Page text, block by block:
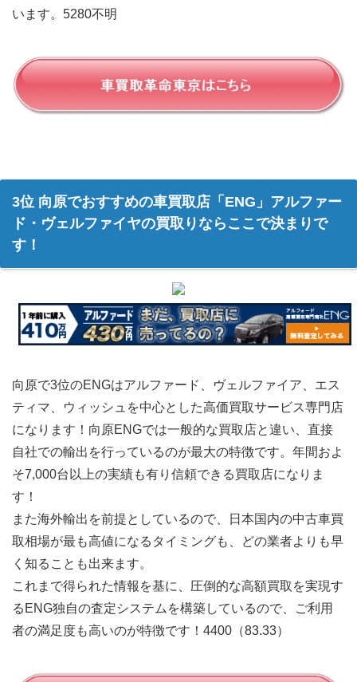
います。5280不明
3位 向原でおすすめの車買取店「ENG」アルファー
ド・ヴェルファイヤの買取りならここで決まりで
す！
向原で3位のENGはアルファード、ヴェルファイア、エス
ティマ、ウィッシュを中心とした高価買取サービス専門店
になります！向原ENGでは一般的な買取店と違い、直接
自社での輸出を行っているのが最大の特徴です。年間およ
そ7,000台以上の実績も有り信頼できる買取店になりま
す！
また海外輸出を前提としているので、日本国内の中古車買
取相場が最も高値になるタイミングも、どの業者よりも早
く知ることも出来ます。
これまで得られた情報を基に、圧倒的な高額買取を実現す
るENG独自の査定システムを構築しているので、ご利用
者の満足度も高いのが特徴です！4400（83.33）